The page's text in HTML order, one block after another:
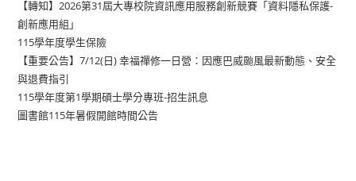
【轉知】2026第31屆大專校院資訊應用服務創新競賽「資料隱私保護-
創新應用組」
115學年度學生保險
【重要公告】7/12(日) 幸福禪修一日營：因應巴威颱風最新動態、安全
與退費指引
115學年度第1學期碩士學分專班-招生訊息
圖書館115年暑假開館時間公告